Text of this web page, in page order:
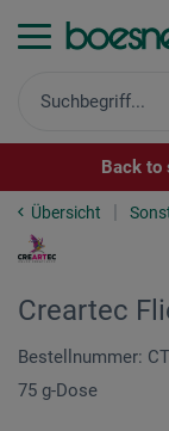
Back to
Übersicht
Creartec
Bestellnummer:
75 g-Dose